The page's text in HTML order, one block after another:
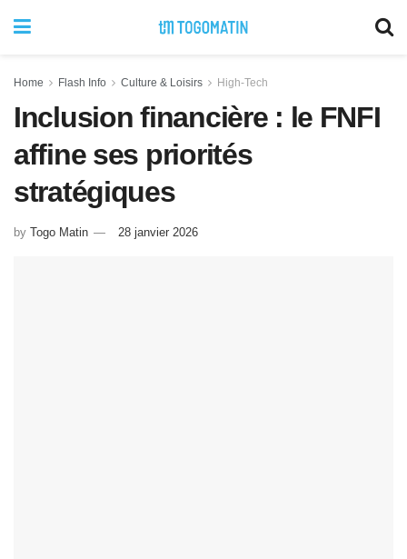
Home Flash Info Culture & Loisirs High-Tech
Inclusion financière : le FNFI
affine ses priorités
stratégiques
by Togo Matin 28 janvier 2026